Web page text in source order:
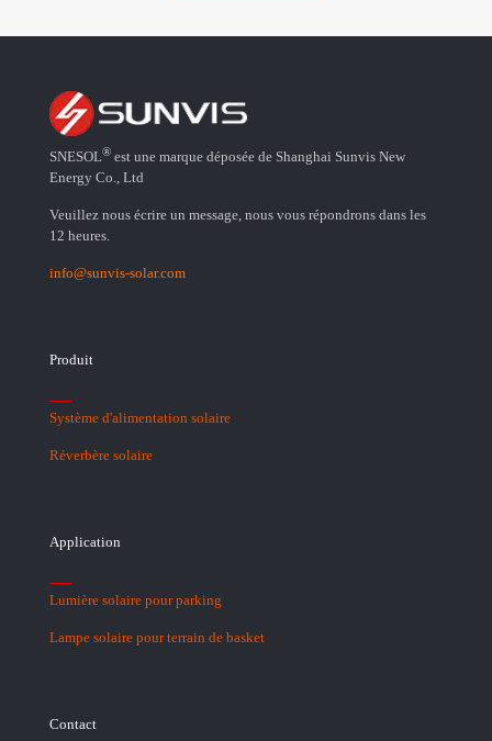
SNESOL® est une marque déposée de Shanghai Sunvis New
Energy Co., Ltd
Veuillez nous écrire un message, nous vous répondrons dans les
12 heures.
info@sunvis-solar.com
Produit
Système d'alimentation solaire
Réverbère solaire
Application
Lumière solaire pour parking
Lampe solaire pour terrain de basket
Contact